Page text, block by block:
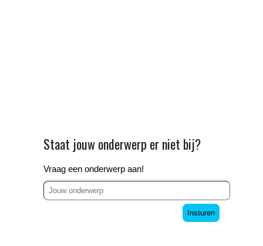
Staat jouw onderwerp er niet bij?
Vraag een onderwerp aan!
Insturen